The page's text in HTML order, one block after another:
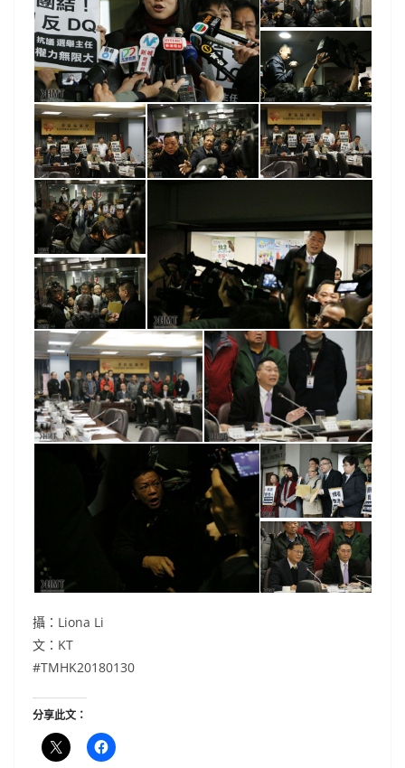
攝：Liona Li
文：KT
#TMHK20180130
分享此文：